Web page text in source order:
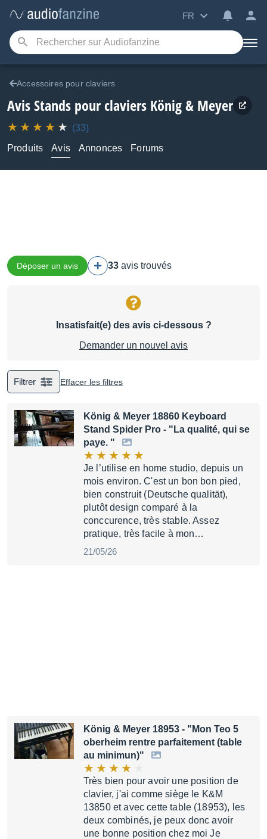
FR
Accessoires pour claviers
Avis Stands pour claviers König & Meyer
(33)
Produits
Avis Annonces Forums
Déposer un avis 33 avis trouvés
Insatisfait(e) des avis ci-dessous ?
Demander un nouvel avis
Filtrer Effacer les filtres
König & Meyer 18860 Keyboard
Stand Spider Pro - "La qualité, qui se
paye. "
Je l’utilise en home studio, depuis un
mois environ. C'est un bon bon pied,
bien construit (Deutsche qualität),
plutôt design comparé à la
conccurence, très stable. Assez
pratique, très facile à mon…
21/05/26
König & Meyer 18953 - "Mon Teo 5
oberheim rentre parfaitement (table
au minimun)"
Très bien pour avoir une position de
clavier, j'ai comme siège le K&M
13850 et avec cette table (18953), les
deux combinés, je peux donc avoir
une bonne position chez moi Je